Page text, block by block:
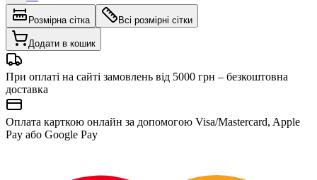
Розмірна сітка Всі розмірні сітки
Додати в кошик
При оплаті на сайті замовлень від 5000 грн – безкоштовна
доставка
Оплата карткою онлайн за допомогою Visa/Mastercard, Apple
Pay або Google Pay